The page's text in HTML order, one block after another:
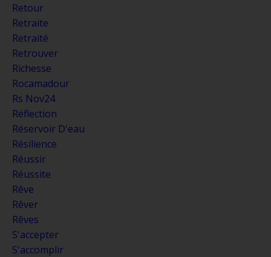
Retour
Retraite
Retraité
Retrouver
Richesse
Rocamadour
Rs Nov24
Réflection
Réservoir D'eau
Résilience
Réussir
Réussite
Rêve
Rêver
Rêves
S'accepter
S'accomplir